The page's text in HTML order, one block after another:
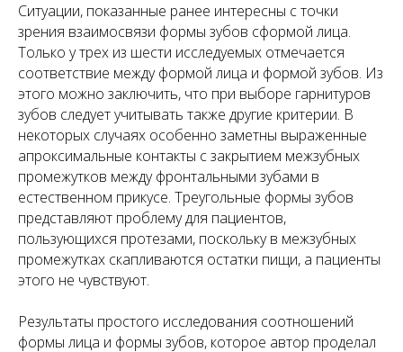
Ситуации, показанные ранее интересны с точки
зрения взаимосвязи формы зубов сформой лица.
Только у трех из шести исследуемых отмечается
соответствие между формой лица и формой зубов. Из
этого можно заключить, что при выборе гарнитуров
зубов следует учитывать также другие критерии. В
некоторых случаях особенно заметны выраженные
апроксимальные контакты с закрытием межзубных
промежутков между фронтальными зубами в
естественном прикусе. Треугольные формы зубов
представляют проблему для пациентов,
пользующихся протезами, поскольку в межзубных
промежутках скапливаются остатки пищи, а пациенты
этого не чувствуют.
Результаты простого исследования соотношений
формы лица и формы зубов, которое автор проделал